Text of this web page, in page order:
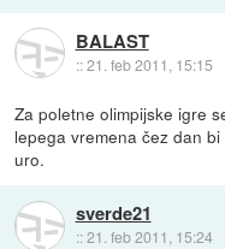
BALAST
::21. feb 2011, 15:15
Za poletne olimpijske igre
lepega vremena čez dan
uro.
sverde21
::21. feb 2011, 15:24